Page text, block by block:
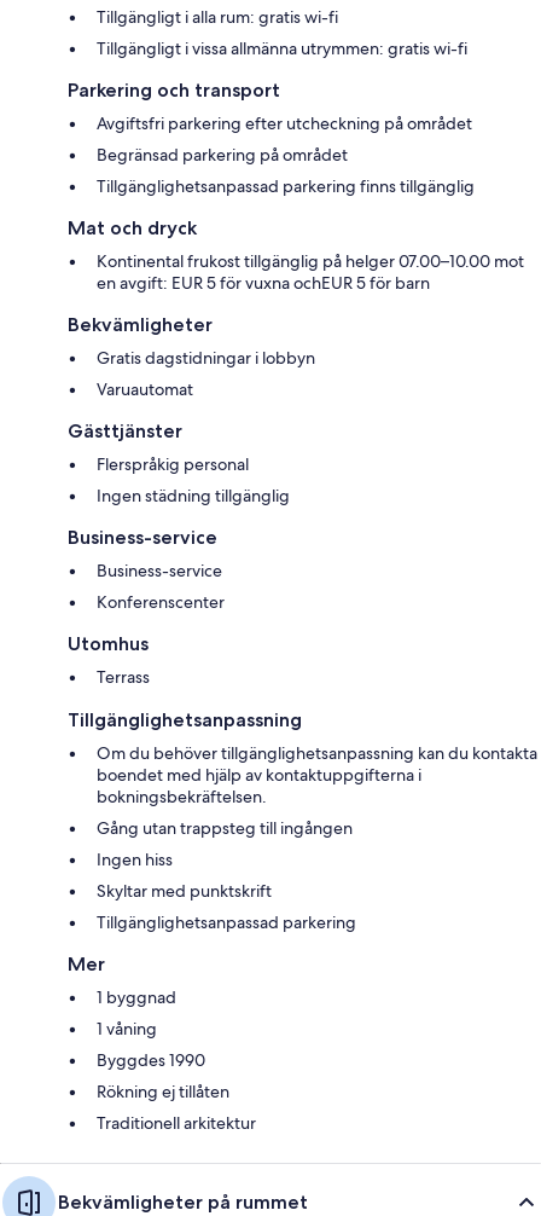
Tillgängligt i alla rum: gratis wi-fi
Tillgängligt i vissa allmänna utrymmen: gratis wi-fi
Parkering och transport
Avgiftsfri parkering efter utcheckning på området
Begränsad parkering på området
Tillgänglighetsanpassad parkering finns tillgänglig
Mat och dryck
Kontinental frukost tillgänglig på helger 07.00–10.00 mot
en avgift: EUR 5 för vuxna ochEUR 5 för barn
Bekvämligheter
Gratis dagstidningar i lobbyn
Varuautomat
Gästtjänster
Flerspråkig personal
Ingen städning tillgänglig
Business-service
Business-service
Konferenscenter
Utomhus
Terrass
Tillgänglighetsanpassning
Om du behöver tillgänglighetsanpassning kan du kontakta
boendet med hjälp av kontaktuppgifterna i
bokningsbekräftelsen.
Gång utan trappsteg till ingången
Ingen hiss
Skyltar med punktskrift
Tillgänglighetsanpassad parkering
Mer
1 byggnad
1 våning
Byggdes 1990
Rökning ej tillåten
Traditionell arkitektur
Bekvämligheter på rummet